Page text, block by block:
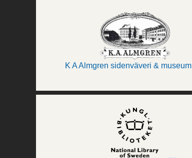
K A Almgren sidenväveri & museum